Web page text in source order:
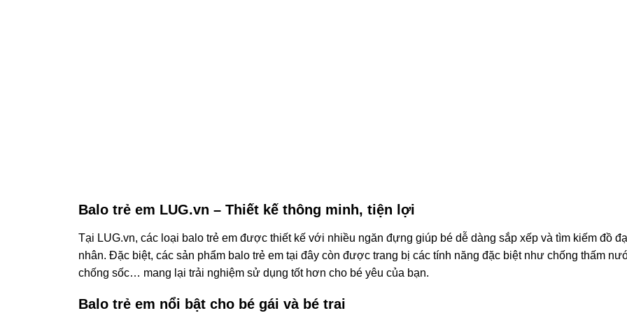
Balo trẻ em LUG.vn – Thiết kế thông minh, tiện lợi
Tại LUG.vn, các loại balo trẻ em được thiết kế với nhiều ngăn đựng giúp bé dễ dàng sắp xếp và tìm kiếm đồ
nhân. Đặc biệt, các sản phẩm balo trẻ em tại đây còn được trang bị các tính năng đặc biệt như chống thấm
chống sốc… mang lại trải nghiệm sử dụng tốt hơn cho bé yêu của bạn.
Balo trẻ em nổi bật cho bé gái và bé trai